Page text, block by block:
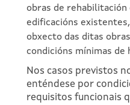
obras de rehabilitación
edificacións
obxecto das ditas
condicións mínimas de
Nos casos previstos
enténdese por
requisitos funcionais